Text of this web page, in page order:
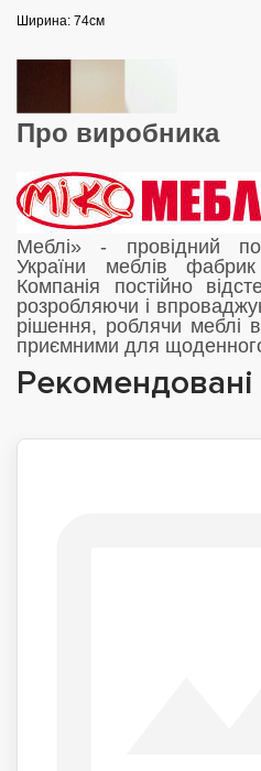
Ширина: 74см
Про виробника
Меблі» - провідний
України меблів
Компанія постійно
розробляючи і
рішення, роблячи меблі
приємними для
Рекомендовані